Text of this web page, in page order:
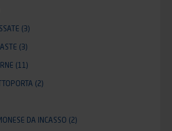
(3)
(3)
(11)
(2)
DA INCASSO (2)